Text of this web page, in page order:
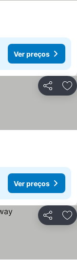
Ver preços
Partilhar
Ver preços
Partilhar